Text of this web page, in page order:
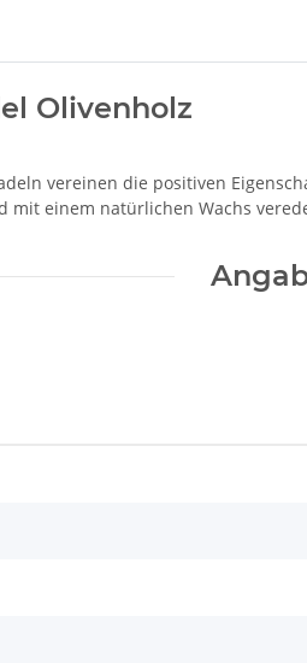
Olivenholz
vereinen die positiven
mit einem natürlichen Wachs